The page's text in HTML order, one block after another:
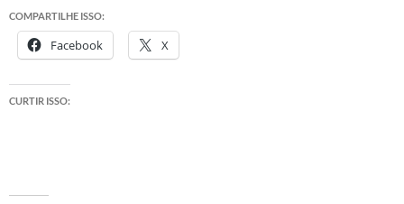
COMPARTILHE ISSO:
Facebook X
CURTIR ISSO: